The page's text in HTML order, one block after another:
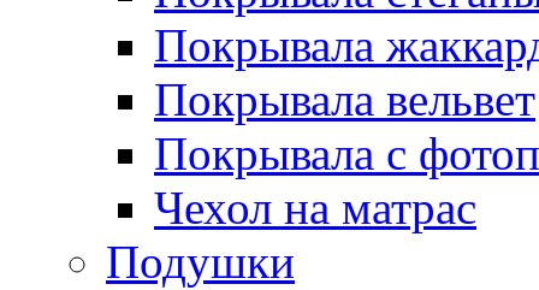
Покрывала
Покрывала вельвет
Покрывала с
Чехол на матрас
Подушки